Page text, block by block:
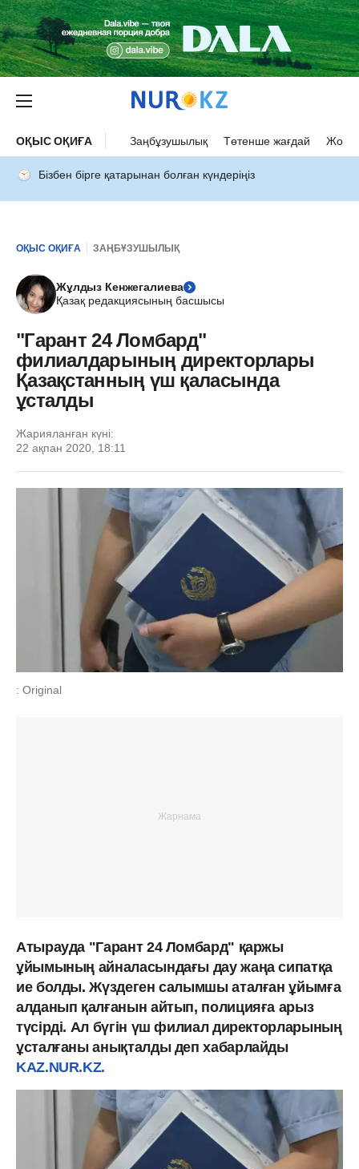
ОҚЫС ОҚИҒА Заңбұзушылық Төтенше жағдай Жол
Бізбен бірге қатарынан болған күндеріңіз
ОҚЫС ОҚИҒА ЗАҢБҰЗУШЫЛЫҚ
Жұлдыз Кенжегалиева
Қазақ редакциясының басшысы
"Гарант 24 Ломбард"
филиалдарының директорлары
Қазақстанның үш қаласында
ұсталды
Жарияланған күні:
22 ақпан 2020, 18:11
: Original
Атырауда "Гарант 24 Ломбард" қаржы
ұйымының айналасындағы дау жаңа сипатқа
ие болды. Жүздеген салымшы аталған ұйымға
алданып қалғанын айтып, полицияға арыз
түсірді. Ал бүгін үш филиал директорларының
ұсталғаны анықталды деп хабарлайды
KAZ.NUR.KZ.